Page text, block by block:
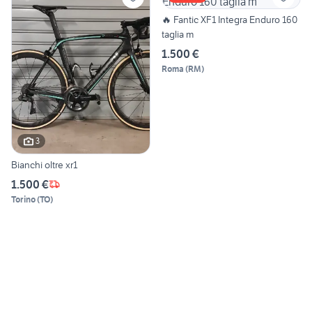
3
Bianchi oltre xr1
1.500 €
Torino(TO)
🔥 Fantic XF1 Integra Enduro 160
taglia m
1.500 €
Roma (RM)